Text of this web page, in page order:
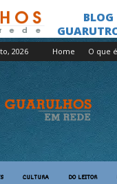
2026 Home O que
CULTURA DO LEITOR